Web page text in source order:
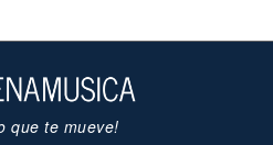
que te mueve!